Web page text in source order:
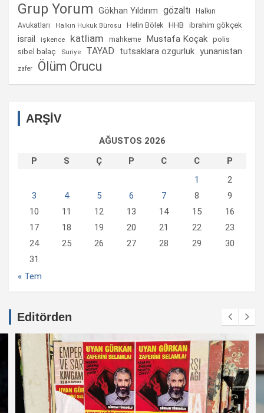
Grup Yorum Gökhan Yıldırım gözaltı
Halkın
Avukatları
Halkın Hukuk Bürosu Helin Bölek HHB ibrahim gökçek
israil işkence katliam mahkeme Mustafa Koçak polis
sibel balaç Suriye TAYAD tutsaklara ozgurluk yunanistan
zafer Ölüm Orucu
ARŞİV
AĞUSTOS 2026
P
S Ç P C C
P
1
2
3
4 5 6 7 8
9
10
11 12 13 14 15
16
17
18 19 20 21 22
23
24
25 26 27 28 29
30
31
« Tem
Editörden